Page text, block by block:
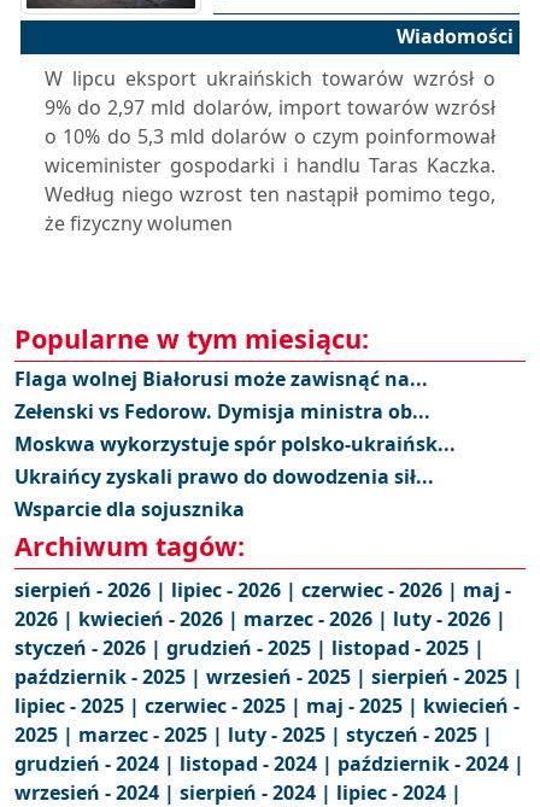
Wiadomości
W lipcu eksport ukraińskich towarów wzrósł o
9% do 2,97 mld dolarów, import towarów wzrósł
o 10% do 5,3 mld dolarów o czym poinformował
wiceminister gospodarki i handlu Taras Kaczka.
Według niego wzrost ten nastąpił pomimo tego,
że fizyczny wolumen
Popularne w tym miesiącu:
Flaga wolnej Białorusi może zawisnąć na...
Zełenski vs Fedorow. Dymisja ministra ob...
Moskwa wykorzystuje spór polsko-ukraińsk...
Ukraińcy zyskali prawo do dowodzenia sił...
Wsparcie dla sojusznika
Archiwum tagów:
sierpień - 2026 | lipiec - 2026 | czerwiec - 2026 | maj -
2026 | kwiecień - 2026 | marzec - 2026 | luty - 2026 |
styczeń - 2026 | grudzień - 2025 | listopad - 2025 |
październik - 2025 | wrzesień - 2025 | sierpień - 2025 |
lipiec - 2025 | czerwiec - 2025 | maj - 2025 | kwiecień -
2025 | marzec - 2025 | luty - 2025 | styczeń - 2025 |
grudzień - 2024 | listopad - 2024 | październik - 2024 |
wrzesień - 2024 | sierpień - 2024 | lipiec - 2024 |